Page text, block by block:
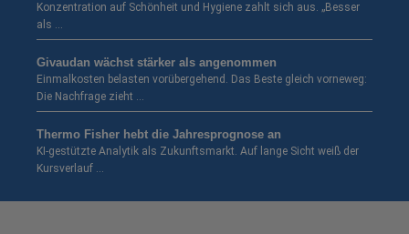
Konzentration auf Schönheit und Hygiene zahlt sich aus. „Besser
als …
Givaudan wächst stärker als angenommen
Einmalkosten belasten vorübergehend. Das Beste gleich vorneweg:
Die Nachfrage zieht …
Thermo Fisher hebt die Jahresprognose an
KI-gestützte Analytik als Zukunftsmarkt. Auf lange Sicht weiß der
Kursverlauf …